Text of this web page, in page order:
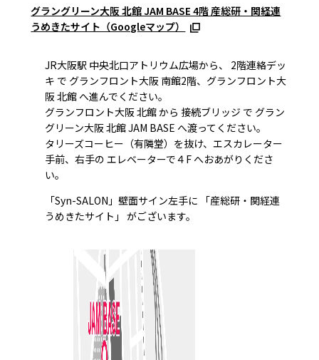
グラングリーン大阪 北館 JAM BASE 4階 産総研・関経連
うめきたサイト（Googleマップ）
JR大阪駅 中央北口アトリウム広場から、 2階連絡デッ
キ で グランフロント大阪 南館2階、グランフロント大
阪 北館 へ進んでください。
グランフロント大阪 北館 から 接続ブリッジ で グラン
グリーン大阪 北館 JAM BASE へ渡ってください。
タリーズコーヒー（有隣堂）を抜け、エスカレーター
手前、右手の エレベーターで４F へおあがりくださ
い。
「Syn-SALON」壁面サイン左手に 「産総研・関経連
うめきたサイト」 がございます。